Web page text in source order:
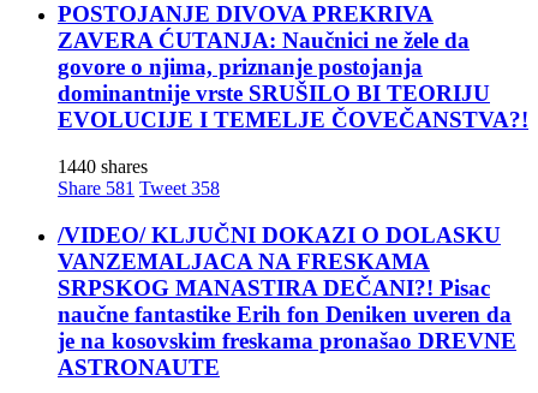
POSTOJANJE DIVOVA PREKRIVA
ZAVERA ĆUTANJA: Naučnici ne žele da
govore o njima, priznanje postojanja
dominantnije vrste SRUŠILO BI TEORIJU
EVOLUCIJE I TEMELJE ČOVEČANSTVA?!
1440 shares
Share 581 Tweet 358
/VIDEO/ KLJUČNI DOKAZI O DOLASKU
VANZEMALJACA NA FRESKAMA
SRPSKOG MANASTIRA DEČANI?! Pisac
naučne fantastike Erih fon Deniken uveren da
je na kosovskim freskama pronašao DREVNE
ASTRONAUTE